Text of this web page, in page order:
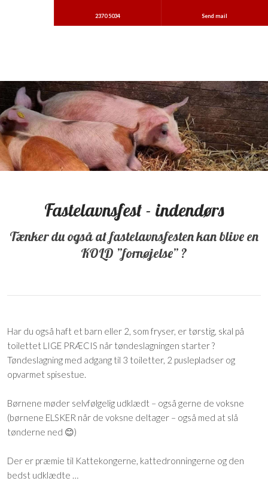
​Fastelavnsfest - indendørs
​Tænker du også at fastelavnsfesten kan blive en
KOLD ”fornøjelse” ?
Har du også haft et barn eller 2, som fryser, er tørstig, skal på
toilettet LIGE PRÆCIS når tøndeslagningen starter ?
Tøndeslagning med adgang til 3 toiletter, 2 puslepladser og
opvarmet spisestue.
Børnene møder selvfølgelig udklædt – også gerne de voksne
(børnene ELSKER når de voksne deltager – også med at slå
tønderne ned 😊)
Der er præmie til Kattekongerne, kattedronningerne og den
bedst udklædte …
2370 5034 Send mail